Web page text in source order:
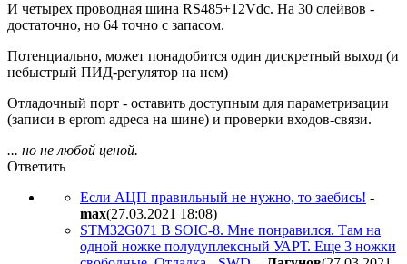
И четырех проводная шина RS485+12Vdc. На 30 слейвов -
достаточно, но 64 точно с запасом.
Потенциально, может понадобится один дискретный выход (и
небыстрый ПИД-регулятор на нем)
Отладочный порт - оставить доступным для параметризации
(записи в еprom адреса на шине) и проверки входов-связи.
... но не любой ценой.
Ответить
Если АЦП правильный не нужно, то заебись! -
max(27.03.2021 18:08)
STM32G071 В SOIC-8. Мне понравился. Там на
одной ножке полудуплексный УАРТ. Еще 3 ножки